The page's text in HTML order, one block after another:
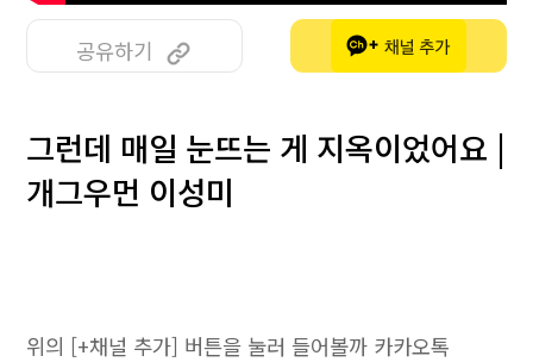
공유하기
그런데 매일 눈뜨는 게 지옥이었어요 |
개그우먼 이성미
위의 [+채널 추가] 버튼을 눌러 들어볼까 카카오톡